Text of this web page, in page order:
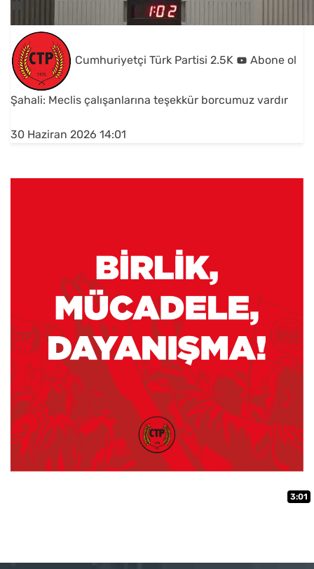
3:01
Cumhuriyetçi Türk Partisi 2.5K Abone ol
Şahali: Meclis çalışanlarına teşekkür borcumuz vardır
30 Haziran 2026 14:01